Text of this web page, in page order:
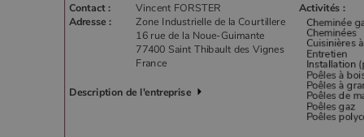
Contact : Vincent FORSTER
Adresse : Zone Industrielle de la Courtillere
16 rue de la Noue-Guimante
77400 Saint Thibault des Vignes
France
Description de l'entreprise
Activités :